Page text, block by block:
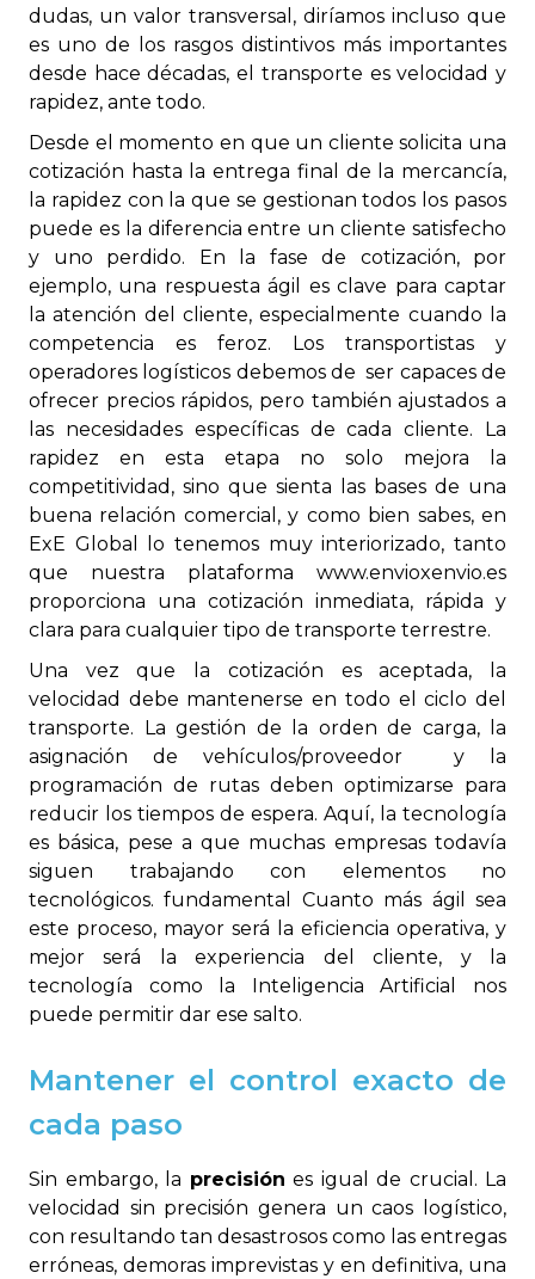
dudas, un valor transversal, diríamos incluso que
es uno de los rasgos distintivos más importantes
desde hace décadas, el transporte es velocidad y
rapidez, ante todo.
Desde el momento en que un cliente solicita una
cotización hasta la entrega final de la mercancía,
la rapidez con la que se gestionan todos los pasos
puede es la diferencia entre un cliente satisfecho
y uno perdido. En la fase de cotización, por
ejemplo, una respuesta ágil es clave para captar
la atención del cliente, especialmente cuando la
competencia es feroz. Los transportistas y
operadores logísticos debemos de ser capaces de
ofrecer precios rápidos, pero también ajustados a
las necesidades específicas de cada cliente. La
rapidez en esta etapa no solo mejora la
competitividad, sino que sienta las bases de una
buena relación comercial, y como bien sabes, en
ExE Global lo tenemos muy interiorizado, tanto
que nuestra plataforma www.envioxenvio.es
proporciona una cotización inmediata, rápida y
clara para cualquier tipo de transporte terrestre.
Una vez que la cotización es aceptada, la
velocidad debe mantenerse en todo el ciclo del
transporte. La gestión de la orden de carga, la
asignación de vehículos/proveedor y la
programación de rutas deben optimizarse para
reducir los tiempos de espera. Aquí, la tecnología
es básica, pese a que muchas empresas todavía
siguen trabajando con elementos no
tecnológicos. fundamental Cuanto más ágil sea
este proceso, mayor será la eficiencia operativa, y
mejor será la experiencia del cliente, y la
tecnología como la Inteligencia Artificial nos
puede permitir dar ese salto.
Mantener el control exacto de
cada paso
Sin embargo, la precisión es igual de crucial. La
velocidad sin precisión genera un caos logístico,
con resultando tan desastrosos como las entregas
erróneas, demoras imprevistas y en definitiva, una